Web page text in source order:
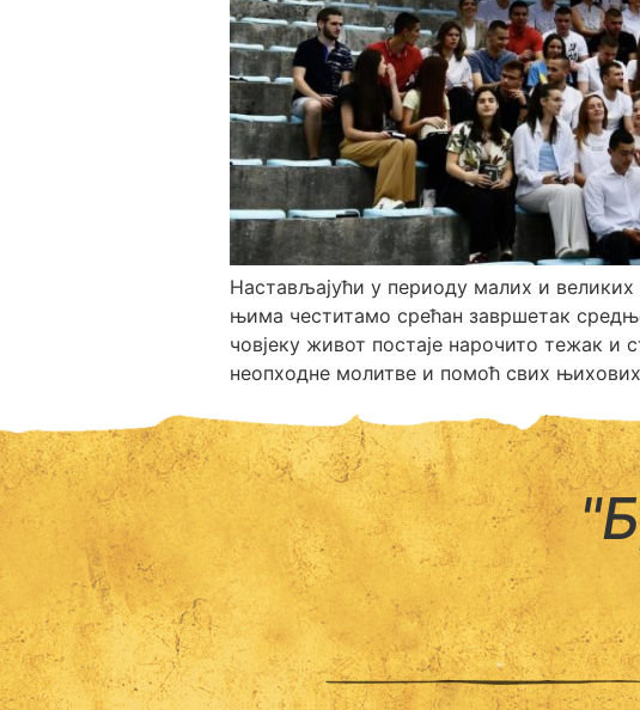
Настављајући у периоду малих и
њима честитамо срећан завршетак
човјеку живот постаје нарочито тежак
неопходне молитве и помоћ свих